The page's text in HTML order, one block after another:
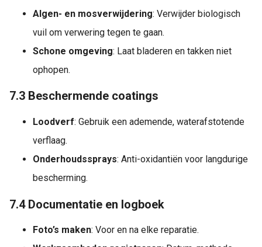
Algen- en mosverwijdering: Verwijder biologisch
vuil om verwering tegen te gaan.
Schone omgeving: Laat bladeren en takken niet
ophopen.
7.3 Beschermende coatings
Loodverf: Gebruik een ademende, waterafstotende
verflaag.
Onderhoudssprays: Anti-oxidantiën voor langdurige
bescherming.
7.4 Documentatie en logboek
Foto’s maken: Voor en na elke reparatie.